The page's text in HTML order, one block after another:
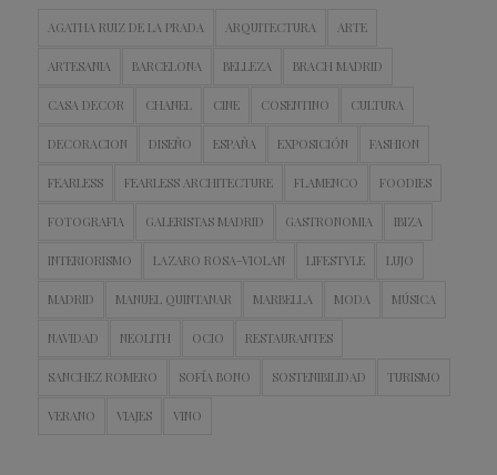
AGATHA RUIZ DE LA PRADA ARQUITECTURA ARTE
ARTESANIA BARCELONA BELLEZA BRACH MADRID
CASA DECOR CHANEL CINE COSENTINO CULTURA
DECORACION DISEÑO ESPAÑA EXPOSICIÓN FASHION
FEARLESS FEARLESS ARCHITECTURE FLAMENCO FOODIES
FOTOGRAFIA GALERISTAS MADRID GASTRONOMIA IBIZA
INTERIORISMO LAZARO ROSA-VIOLAN LIFESTYLE LUJO
MADRID MANUEL QUINTANAR MARBELLA MODA MÚSICA
NAVIDAD NEOLITH OCIO RESTAURANTES
SANCHEZ ROMERO SOFÍA BONO SOSTENIBILIDAD TURISMO
VERANO VIAJES VINO